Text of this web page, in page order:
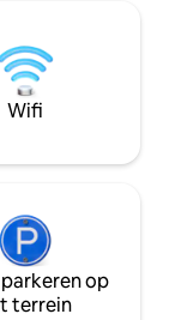
dezelfde indeling.
accommodaties
reserveert, is de
maximaal 12
[Beddengoed] ・
cm): voor 3
voor 2 personen
*Laat het ons
nodig hebt. Het is
Wifi
op
terrein